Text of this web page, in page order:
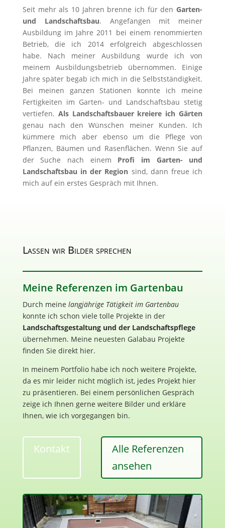
Seit mehr als 10 Jahren brenne ich für denGarten-
und Landschaftsbau. Angefangen mit meiner
Ausbildung im Jahre 2011 bei einem renommierten
Betrieb, die ich 2014 erfolgreich abgeschlossen
habe. Nach meiner Ausbildung wurde ich von
meinem Ausbildungsbetrieb übernommen. Einige
Jahre später begab ich mich in die Selbstständigkeit.
Bei meinen ganzen Stationen konnte ich meine
Fertigkeiten im Garten- und Landschaftsbau stetig
vertiefen. Als Landschaftsbauer kreiere ich Gärten
genau nach den Wünschen meiner Kunden. Ich
kümmere mich aber ebenso um die Pflege von
Pflanzen, Bäumen und Rasenflächen. Wenn Sie auf
der Suche nach einem Profi im Garten- und
Landschaftsbau in der Region sind, dann freue ich
mich auf ein erstes Gespräch mit Ihnen.
Lassen wir Bilder sprechen
Meine Referenzen im Gartenbau
Durch meine langjährige Tätigkeit im Gartenbau
konnte ich schon viele tolle Projekte in der
Landschaftsgestaltung und der Landschaftspflege
übernehmen. Meine neuesten Galabau Projekte
finden Sie direkt hier.
In meinem Portfolio habe ich noch weitere Projekte,
da es mir leider nicht möglich ist, jedes Projekt hier
zu präsentieren. Bei einem persönlichen Gespräch
zeige ich Ihnen gerne weitere Bilder und erkläre
Ihnen, wie ich vorgegangen bin.
Kontakt
Alle Referenzen
ansehen